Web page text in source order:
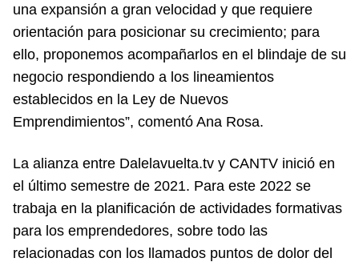
una expansión a gran velocidad y que requiere
orientación para posicionar su crecimiento; para
ello, proponemos acompañarlos en el blindaje de su
negocio respondiendo a los lineamientos
establecidos en la Ley de Nuevos
Emprendimientos”, comentó Ana Rosa.
La alianza entre Dalelavuelta.tv y CANTV inició en
el último semestre de 2021. Para este 2022 se
trabaja en la planificación de actividades formativas
para los emprendedores, sobre todo las
relacionadas con los llamados puntos de dolor del